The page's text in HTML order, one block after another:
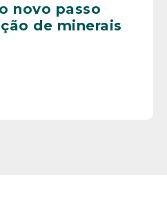
novo passo
de minerais